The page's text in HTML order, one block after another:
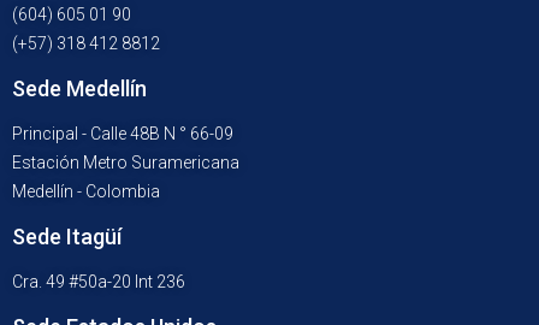
(604) 605 01 90
(+57) 318 412 8812
Sede Medellín
Principal - Calle 48B N ° 66-09
Estación Metro Suramericana
Medellín - Colombia
Sede Itagüí
Cra. 49 #50a-20 Int 236